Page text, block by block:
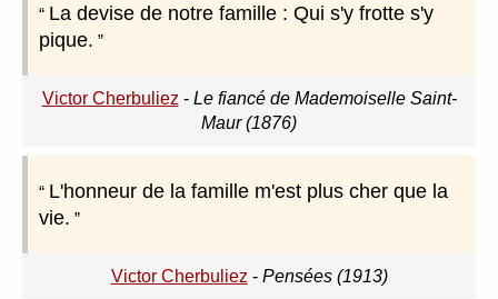
La devise de notre famille : Qui s'y frotte s'y
pique.
Victor Cherbuliez - Le fiancé de Mademoiselle Saint-
Maur (1876)
L'honneur de la famille m'est plus cher que la
vie.
Victor Cherbuliez - Pensées (1913)